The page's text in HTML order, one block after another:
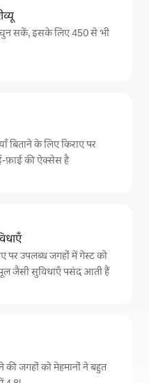
सकें, इसके लिए 450 से भी
बिताने के लिए किराए पर
फ़ाई की ऐक्सेस है
पर उपलब्ध जगहों में गेस्ट को
जैसी सुविधाएँ पसंद आती हैं
की जगहों को मेहमानों ने बहुत